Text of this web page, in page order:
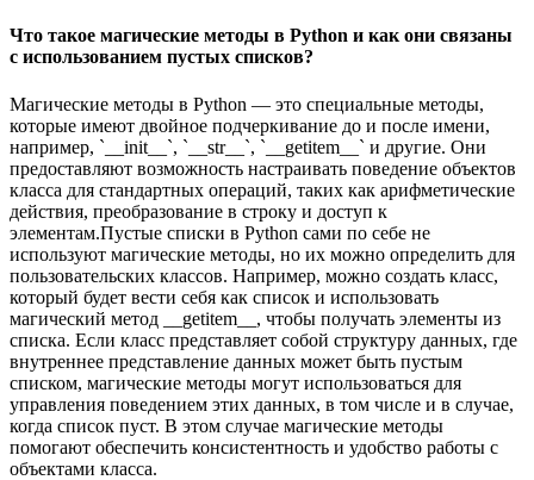
Что такое магические методы в Python и как они связаны
с использованием пустых списков?
Магические методы в Python — это специальные методы,
которые имеют двойное подчеркивание до и после имени,
например, `__init__`, `__str__`, `__getitem__` и другие. Они
предоставляют возможность настраивать поведение объектов
класса для стандартных операций, таких как арифметические
действия, преобразование в строку и доступ к
элементам.Пустые списки в Python сами по себе не
используют магические методы, но их можно определить для
пользовательских классов. Например, можно создать класс,
который будет вести себя как список и использовать
магический метод __getitem__, чтобы получать элементы из
списка. Если класс представляет собой структуру данных, где
внутреннее представление данных может быть пустым
списком, магические методы могут использоваться для
управления поведением этих данных, в том числе и в случае,
когда список пуст. В этом случае магические методы
помогают обеспечить консистентность и удобство работы с
объектами класса.